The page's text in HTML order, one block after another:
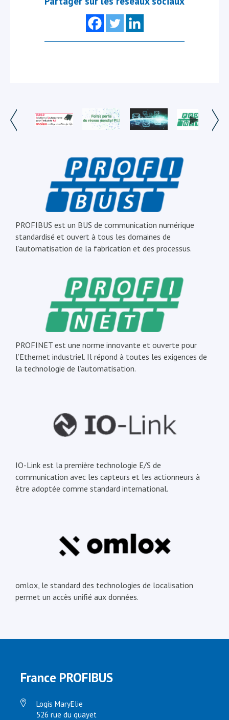
PROFIBUS est un BUS de communication numérique
standardisé et ouvert à tous les domaines de
l’automatisation de la fabrication et des processus.
PROFINET est une norme innovante et ouverte pour
l’Ethernet industriel. Il répond à toutes les exigences de
la technologie de l’automatisation.
IO-Link est la première technologie E/S de
communication avec les capteurs et les actionneurs à
être adoptée comme standard international.
omlox, le standard des technologies de localisation
permet un accès unifié aux données.
France PROFIBUS
Logis MaryElie
526 rue du quayet